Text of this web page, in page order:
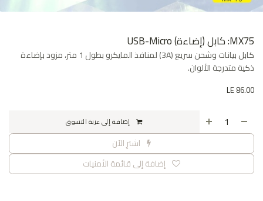
MX75: كابل (إضاءة) USB-Micro
كابل بيانات وشحن سريع (3A) لمنافذ المايكرو بطول 1 متر، مزود بإضاءة
ذكية متدرجة الألوان.
86.00
إضافة إلى قائمة الأمنيات